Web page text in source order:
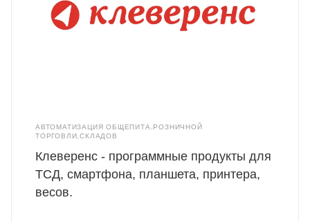
АВТОМАТИЗАЦИЯ ОБЩЕПИТА,РОЗНИЧНОЙ
ТОРГОВЛИ,СКЛАДОВ
Клеверенс - программные продукты для
ТСД, смартфона, планшета, принтера,
весов.